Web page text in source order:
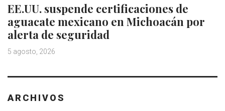
EE.UU. suspende certificaciones de
aguacate mexicano en Michoacán por
alerta de seguridad
5 agosto, 2026
ARCHIVOS